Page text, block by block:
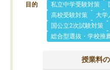
目的 私立中学受験対策
高校受験対策
大学
国公立2次試験対策
総合型選抜・学校推
授業料